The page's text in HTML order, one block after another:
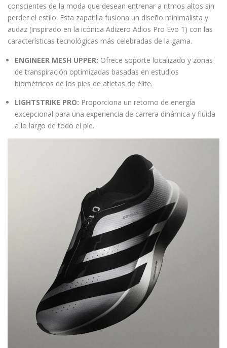
conscientes de la moda que desean entrenar a ritmos altos sin
perder el estilo. Esta zapatilla fusiona un diseño minimalista y
audaz (inspirado en la icónica Adizero Adios Pro Evo 1) con las
características tecnológicas más celebradas de la gama.
ENGINEER MESH UPPER: Ofrece soporte localizado y zonas
de transpiración optimizadas basadas en estudios
biométricos de los pies de atletas de élite.
LIGHTSTRIKE PRO: Proporciona un retorno de energía
excepcional para una experiencia de carrera dinámica y fluida
a lo largo de todo el pie.